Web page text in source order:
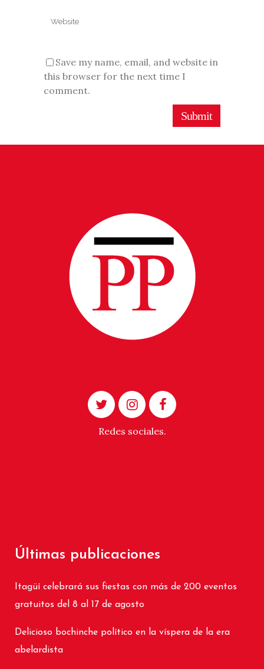
Save my name, email, and website in
this browser for the next time I
comment.
Redes sociales.
Últimas publicaciones
Itagüí celebrará sus fiestas con más de 200 eventos
gratuitos del 8 al 17 de agosto
Delicioso bochinche político en la víspera de la era
abelardista